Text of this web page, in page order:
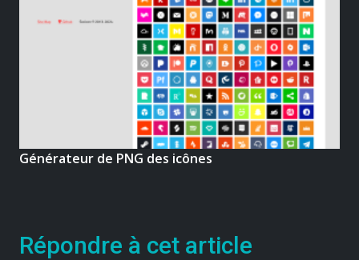
Générateur de PNG des icônes
Répondre à cet article